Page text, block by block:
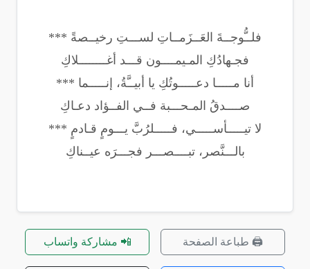
فلــُّوجــةَ العَــزَمــاتِ لســـتِ رخيــصةً ***
فجـهادُكِ المـيمــــون قـــد أغــــــــلاكِ
أنا مـــــا دعـــــوتُكِ يا أبيــَّةُ، إنـــــما ***
صــــدقُ المـحـــبة فــي الفــؤاد دعـاكِ
لا تيـــــأســـــي، فـــــلرُبَّ يـــومٍ قـادمٍ ***
بالـــنَّصر، تبــــصـــر فجـــرَه عيــناكِ
🖨️ طباعة الصفحة 📲 مشاركة واتساب